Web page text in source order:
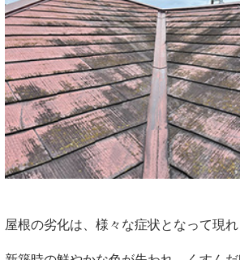
屋根の劣化は、様々な症状となって現